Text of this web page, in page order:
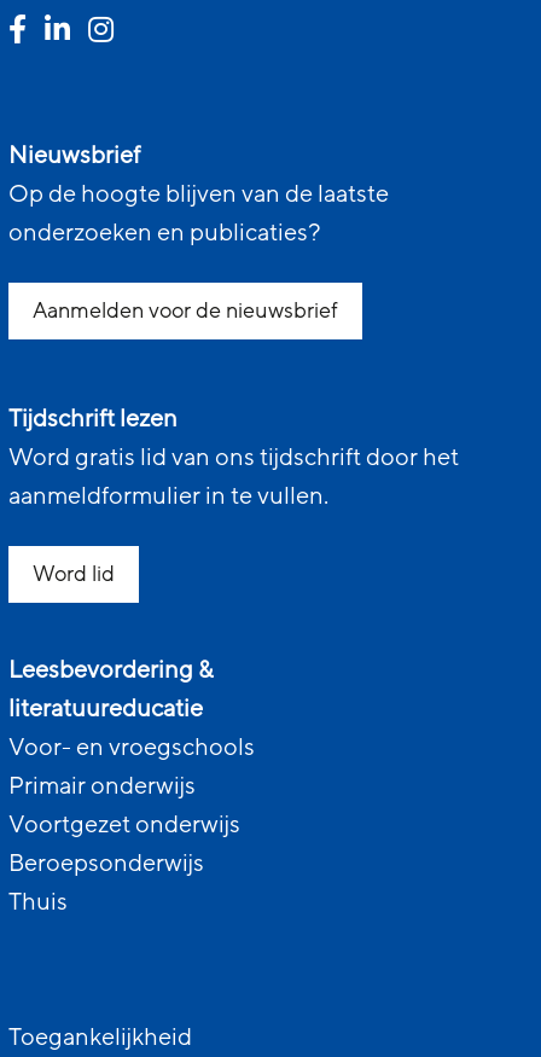
Nieuwsbrief
Op de hoogte blijven van de laatste
onderzoeken en publicaties?
Aanmelden voor de nieuwsbrief
Tijdschrift lezen
Word gratis lid van ons tijdschrift door het
aanmeldformulier in te vullen.
Word lid
Leesbevordering &
literatuureducatie
Voor- en vroegschools
Primair onderwijs
Voortgezet onderwijs
Beroepsonderwijs
Thuis
Toegankelijkheid